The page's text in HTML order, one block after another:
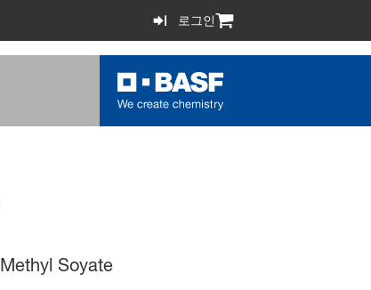
로그인
Methyl Soyate